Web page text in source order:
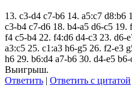
13. c3-d4 c7-b6 14. a5:c7 d8:b6
c3-b4 c7-d6 18. b4-a5 d6-c5
f4 c5-b4 22. f4:d6 d4-c3 23. d6-
a3:c5 25. c1:a3 h6-g5 26. f2-e3
h6 29. b6:d4 a7-b6 30. d4-e5
Выигрыш.
Ответить | Ответить с цитатой